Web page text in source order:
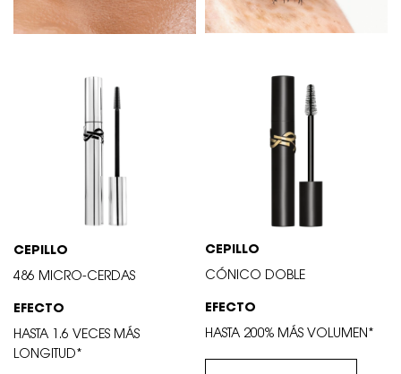
CEPILLO
486 MICRO-CERDAS
EFECTO
HASTA 1.6 VECES MÁS
LONGITUD*
CEPILLO
CÓNICO DOBLE
EFECTO
HASTA 200% MÁS VOLUMEN*